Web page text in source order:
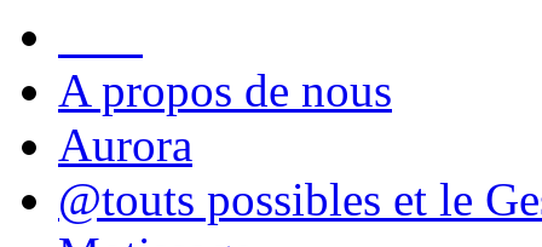
A propos de nous
Aurora
@touts possibles et le